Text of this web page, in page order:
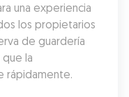
una experiencia
los propietarios
de guardería
la
rápidamente.